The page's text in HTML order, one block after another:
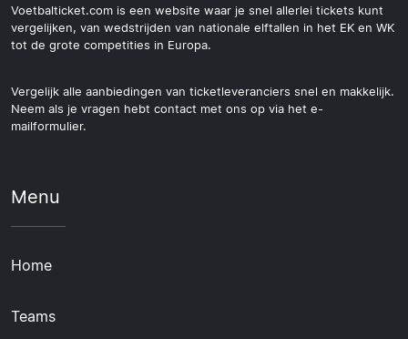
Voetbalticket.com is een website waar je snel allerlei tickets kunt
vergelijken, van wedstrijden van nationale elftallen in het EK en WK
tot de grote competities in Europa.
Vergelijk alle aanbiedingen van ticketleveranciers snel en makkelijk.
Neem als je vragen hebt contact met ons op via het e-
mailformulier.
Menu
Home
Teams